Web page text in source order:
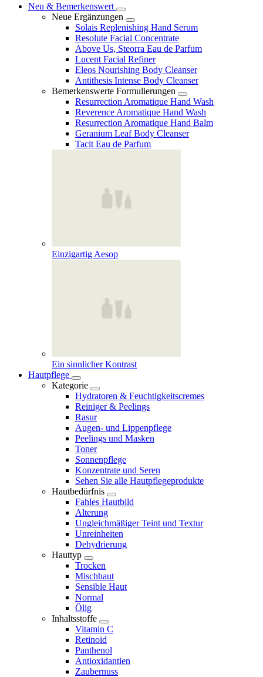
Neu & Bemerkenswert
Neue Ergänzungen
Solais Replenishing Hand Serum
Resolute Facial Concentrate
Above Us, Steorra Eau de Parfum
Lucent Facial Refiner
Eleos Nourishing Body Cleanser
Antithesis Intense Body Cleanser
Bemerkenswerte Formulierungen
Resurrection Aromatique Hand Wash
Reverence Aromatique Hand Wash
Resurrection Aromatique Hand Balm
Geranium Leaf Body Cleanser
Tacit Eau de Parfum
Einzigartig Aesop
Ein sinnlicher Kontrast
Hautpflege
Kategorie
Hydratoren & Feuchtigkeitscremes
Reiniger & Peelings
Rasur
Augen- und Lippenpflege
Peelings und Masken
Toner
Sonnenpflege
Konzentrate und Seren
Sehen Sie alle Hautpflegeprodukte
Hautbedürfnis
Fahles Hautbild
Alterung
Ungleichmäßiger Teint und Textur
Unreinheiten
Dehydrierung
Hauttyp
Trocken
Mischhaut
Sensible Haut
Normal
Ölig
Inhaltsstoffe
Vitamin C
Retinoid
Panthenol
Antioxidantien
Zaubernuss